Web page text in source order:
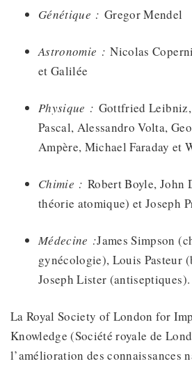
Génétique :Gregor Mendel
Astronomie :Nicolas
et Galilée
Physique : Gottfried
Pascal, Alessandro Volta,
Ampère, Michael Faraday et
Chimie :Robert Boyle, John
théorie atomique) et Joseph
Médecine :James Simpson
gynécologie), Louis Pasteur
Joseph Lister (antiseptiques).
La Royal Society of London for
Knowledge (Société royale de
l’amélioration des connaissances